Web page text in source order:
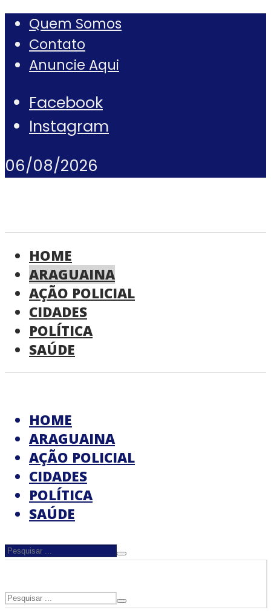
Quem Somos
Contato
Anuncie Aqui
Facebook
Instagram
06/08/2026
HOME
ARAGUAINA
AÇÃO POLICIAL
CIDADES
POLÍTICA
SAÚDE
HOME
ARAGUAINA
AÇÃO POLICIAL
CIDADES
POLÍTICA
SAÚDE